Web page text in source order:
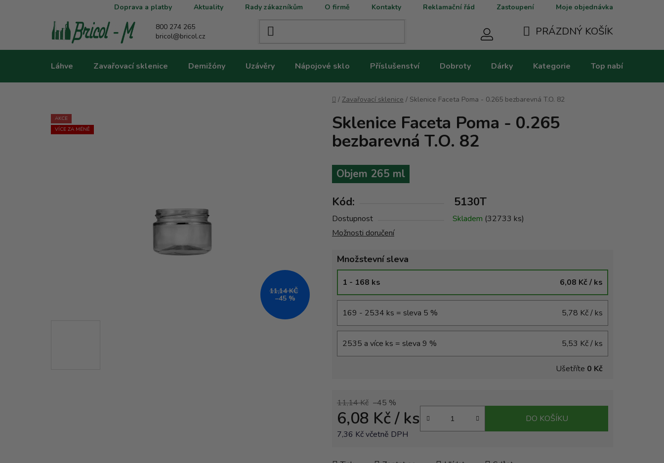
Doprava a platby Aktuality Rady zákazníkům O firmě Kontakty Reklamační řád Zastoupení Moje objednávka
800 274 265
bricol@bricol.cz
KOŠÍK
PRÁZDNÝ KOŠÍK
Láhve Zavařovací sklenice Demižóny Uzávěry Nápojové sklo Příslušenství Dobroty Dárky Kategorie Top nabídky
Domů
/ Zavařovací sklenice / Sklenice Faceta Poma - 0.265 bezbarevná T.O. 82
Sklenice Faceta Poma - 0.265
bezbarevná T.O. 82
Objem 265 ml
Kód: 5130T
Dostupnost Skladem (32733 ks)
Možnosti doručení
Množstevní sleva
1 - 168 ks 6,08 Kč/ ks
169 - 2534 ks = sleva 5 % 5,78 Kč/ ks
2535 a více ks = sleva 9 % 5,53 Kč/ ks
Ušetříte 0 Kč
11,14 Kč –45 %
6,08 Kč/ ks
7,36 Kč včetně DPH
DO KOŠÍKU
AKCE
VÍCE ZA MÉNĚ
11,14 KČ
–45 %